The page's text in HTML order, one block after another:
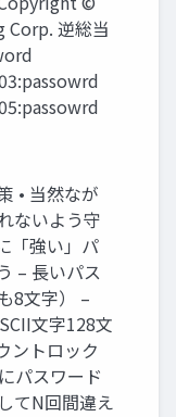
Corp. 逆総当
• 当然なが
ないよう守
「強い」パ
– 長いパス
8文字） –
文字128文
ントロック
パスワード
てN回間違え